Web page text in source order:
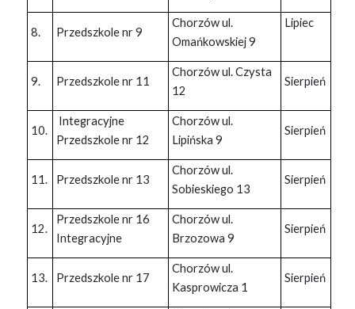
8. Przedszkole nr 9
Chorzów ul.
Omańkowskiej 9
Lipiec
9. Przedszkole nr 11
Chorzów ul. Czysta
12
Sierpień
10.
Integracyjne
Przedszkole nr 12
Chorzów ul.
Lipińska 9
Sierpień
11. Przedszkole nr 13
Chorzów ul.
Sobieskiego 13
Sierpień
12.
Przedszkole nr 16
Integracyjne
Chorzów ul.
Brzozowa 9
Sierpień
13. Przedszkole nr 17
Chorzów ul.
Kasprowicza 1
Sierpień